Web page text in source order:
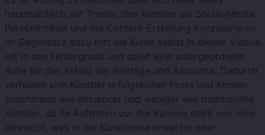
hauptsächlich auf Trends, den Künstler als Social-Media-
Persönlichkeit und die Content-Erstellung konzentrieren.
Im Gegensatz dazu tritt die Kunst selbst in diesen Videos
oft in den Hintergrund und spielt eine untergeordnete
Rolle für den Erfolg der Beiträge und Accounts. Dadurch
verhalten sich Künstler erfolgreicher Posts und Konten
zunehmend wie Influencer und weniger wie traditionelle
Künstler, da ihr Auftreten vor der Kamera stark von dem
abweicht, was in der Kunstszene erwartet oder